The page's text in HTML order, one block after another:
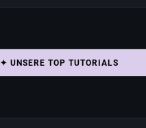
✦ UNSERE TOP TUTORIALS